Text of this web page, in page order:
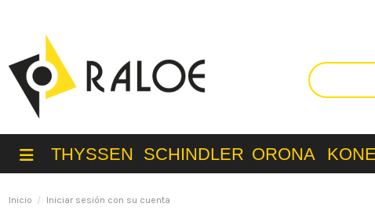
THYSSEN SCHINDLER ORONA KONE
Inicio Iniciar sesión con su cuenta